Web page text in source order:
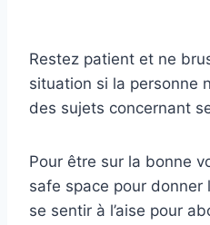
Restez patient et ne
situation si la personne
des sujets concernant
Pour être sur la bonne
safe space pour
se sentir à l’aise pour